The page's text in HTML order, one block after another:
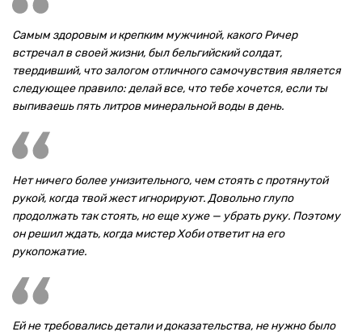
Самым здоровым и крепким мужчиной, какого Ричер
встречал в своей жизни, был бельгийский солдат,
твердивший, что залогом отличного самочувствия является
следующее правило: делай все, что тебе хочется, если ты
выпиваешь пять литров минеральной воды в день.
Нет ничего более унизительного, чем стоять с протянутой
рукой, когда твой жест игнорируют. Довольно глупо
продолжать так стоять, но еще хуже — убрать руку. Поэтому
он решил ждать, когда мистер Хоби ответит на его
рукопожатие.
Ей не требовались детали и доказательства, не нужно было